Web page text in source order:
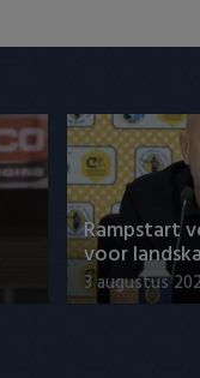
Rampstart
voor
3 augustus